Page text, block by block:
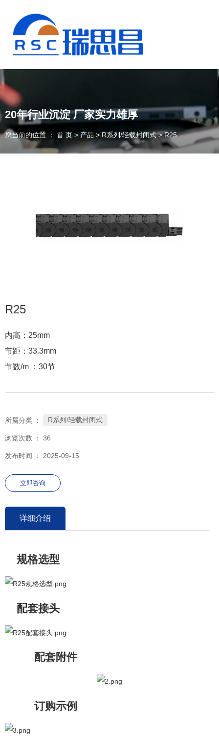
20年行业沉淀 厂家实力雄厚
您当前的位置 ： 首 页 > 产品 > R系列/轻载封闭式 >R25
R25
内高：25mm
节距：33.3mm
节数/m ：30节
所属分类 ： R系列/轻载封闭式
浏览次数 ： 36
发布时间 ： 2025-09-15
立即咨询
详细介绍
规格选型
配套接头
配套附件
订购示例